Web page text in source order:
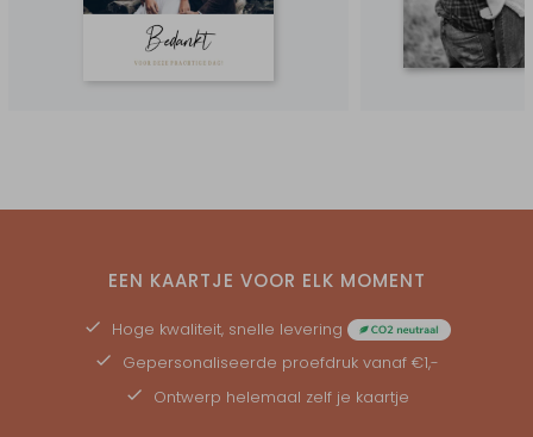
EEN KAARTJE VOOR ELK MOMENT
Hoge kwaliteit, snelle levering
Gepersonaliseerde proefdruk vanaf €1,-
Ontwerp helemaal zelf je kaartje